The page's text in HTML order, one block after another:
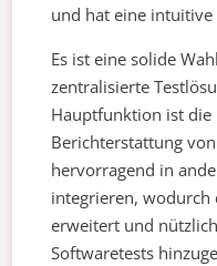
und hat eine
Es ist eine solide
zentralisierte
Hauptfunktion ist die
Berichterstattung
hervorragend in
integrieren, wodurch
erweitert und
Softwaretests